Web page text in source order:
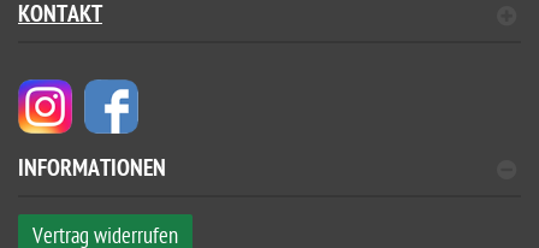
KONTAKT
INFORMATIONEN
Vertrag widerrufen